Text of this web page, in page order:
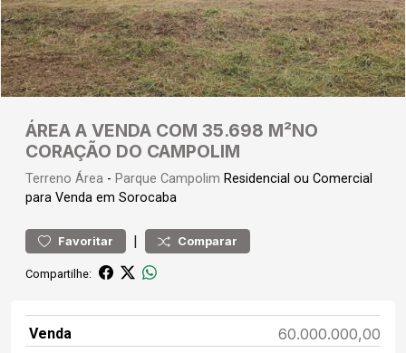
ÁREA A VENDA COM 35.698 M²NO
CORAÇÃO DO CAMPOLIM
Terreno Área - Parque Campolim Residencial ou Comercial
para Venda em Sorocaba
Favoritar | Comparar
Compartilhe:
Venda 60.000.000,00